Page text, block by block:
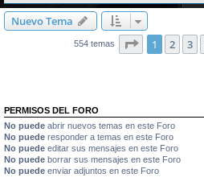
Nuevo Tema
554 temas Página de
1 2 3
PERMISOS DEL FORO
No puede abrir nuevos temas en este Foro
No puede responder a temas en este Foro
No puede editar sus mensajes en este Foro
No puede borrar sus mensajes en este Foro
No puede enviar adjuntos en este Foro